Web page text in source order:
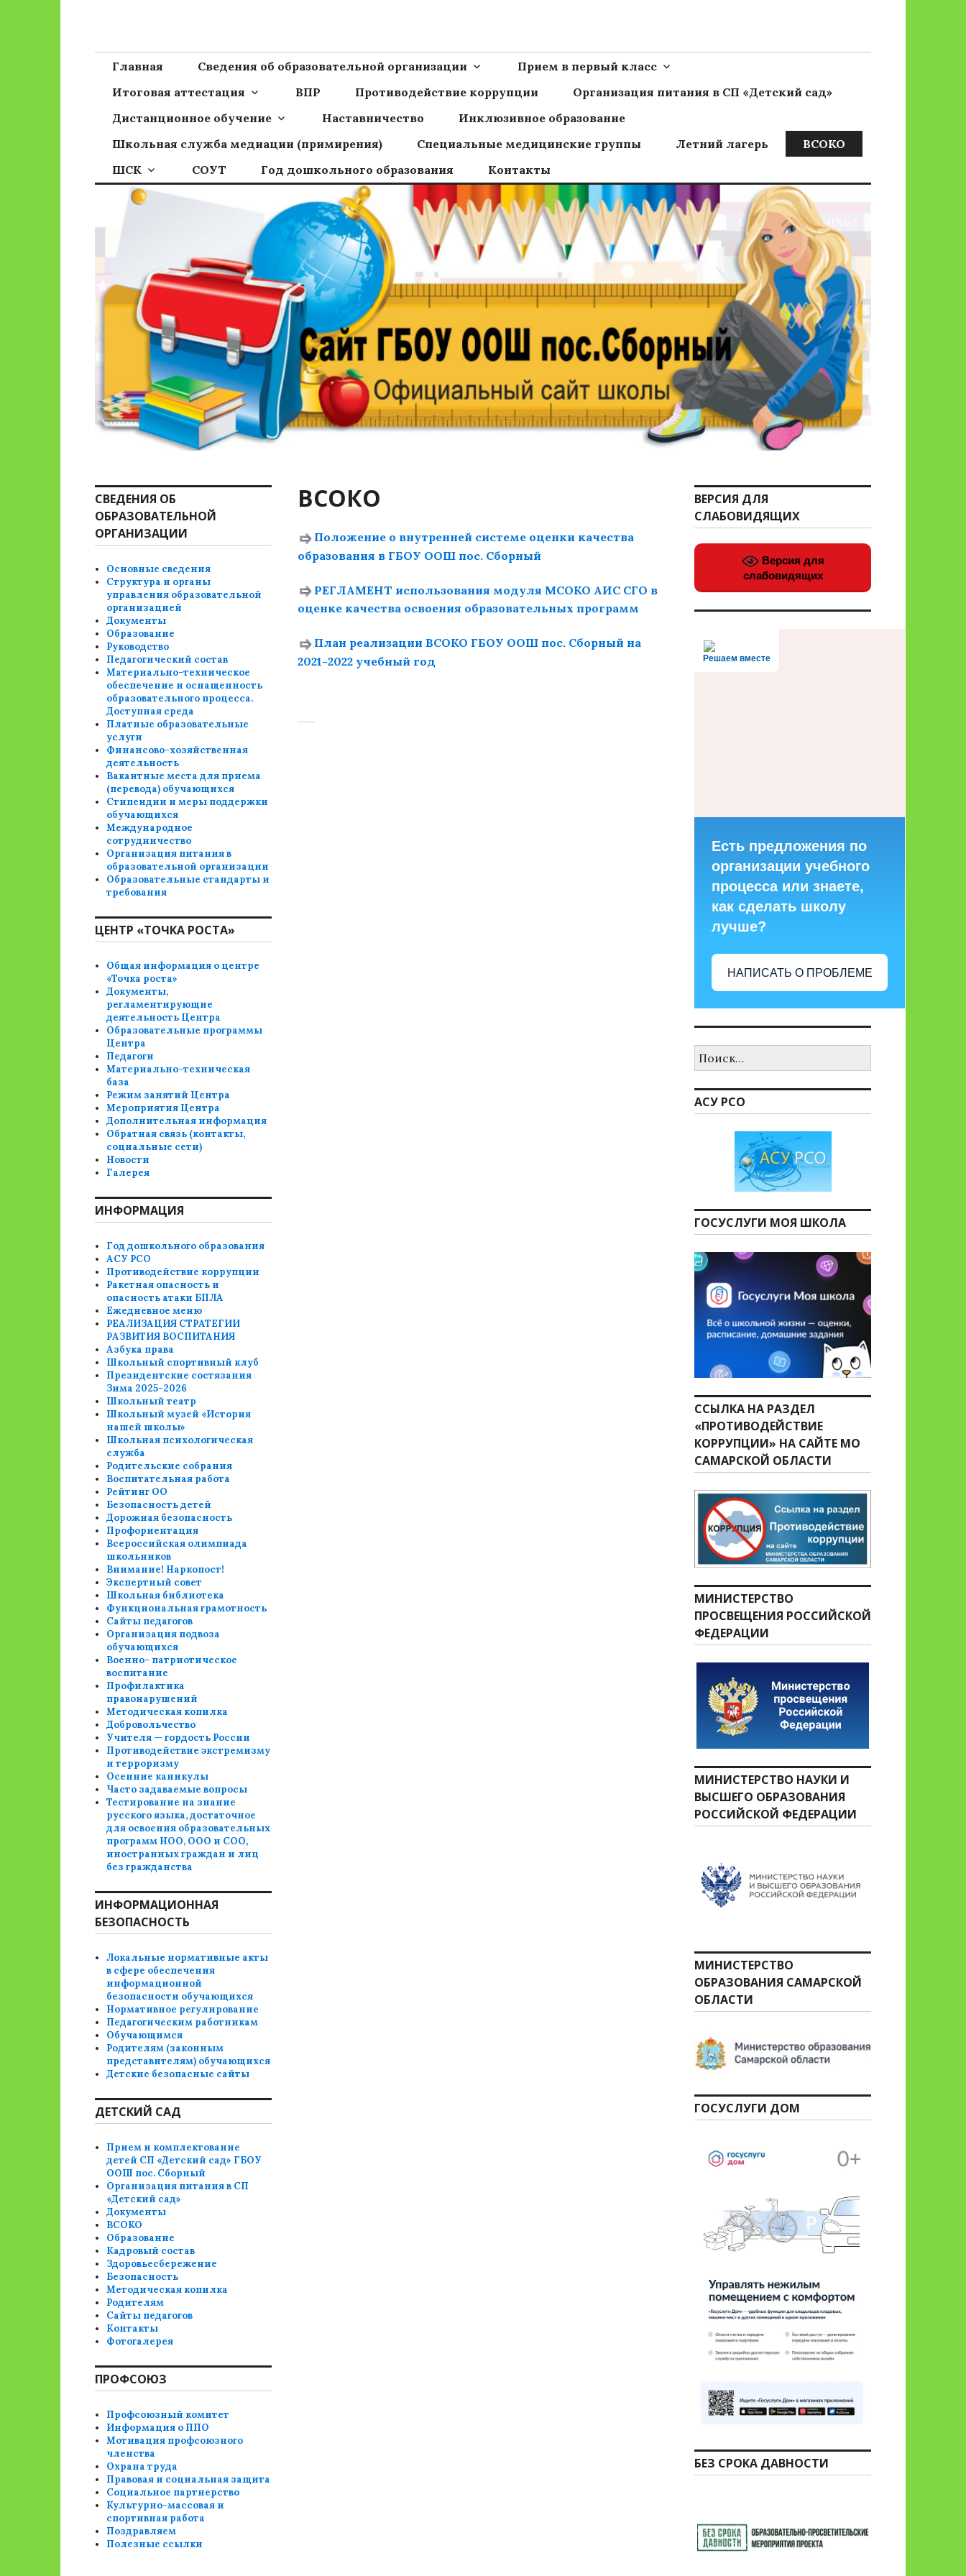
Сайт ГБОУ ООШ пос.Сборный
Главная Сведения об образовательной организации
Прием в первый класс
Итоговая аттестация
ВПР Противодействие коррупции
Организация питания в СП «Детский сад»
Дистанционное обучение
Наставничество
Инклюзивное образование
Школьная служба медиации (примирения)
Специальные медицинские группы Летний лагерь
ВСОКО
ШСК
СОУТ Год дошкольного образования Контакты
ВСОКО
Положение о внутренней системе оценки качества
образования в ГБОУ ООШ пос. Сборный
РЕГЛАМЕНТ использования модуля МСОКО АИС СГО в
оценке качества освоения образовательных программ
План реализации ВСОКО ГБОУ ООШ пос. Сборный на
2021-2022 учебный год
СВЕДЕНИЯ ОБ
ОБРАЗОВАТЕЛЬНОЙ
ОРГАНИЗАЦИИ
Основные сведения
Структура и органы
управления образовательной
организацией
Документы
Образование
Руководство
Педагогический состав
Материально-техническое
обеспечение и оснащенность
образовательного процесса.
Доступная среда
Платные образовательные
услуги
Финансово-хозяйственная
деятельность
Вакантные места для приема
(перевода) обучающихся
Стипендии и меры поддержки
обучающихся
Международное
сотрудничество
Организация питания в
образовательной организации
Образовательные стандарты и
требования
ЦЕНТР «ТОЧКА РОСТА»
Общая информация о центре
«Точка роста»
Документы,
регламентирующие
деятельность Центра
Образовательные программы
Центра
Педагоги
Материально-техническая
база
Режим занятий Центра
Мероприятия Центра
Дополнительная информация
Обратная связь (контакты,
социальные сети)
Новости
Галерея
ИНФОРМАЦИЯ
Год дошкольного образования
АСУ РСО
Противодействие коррупции
Ракетная опасность и
опасность атаки БПЛА
Ежедневное меню
РЕАЛИЗАЦИЯ СТРАТЕГИИ
РАЗВИТИЯ ВОСПИТАНИЯ
Азбука права
Школьный спортивный клуб
Президентские состязания
Зима 2025-2026
Школьный театр
Школьный музей «История
нашей школы»
Школьная психологическая
служба
Родительские собрания
Воспитательная работа
Рейтинг ОО
Безопасность детей
Дорожная безопасность
Профориентация
Всероссийская олимпиада
школьников
Внимание! Наркопост!
Экспертный совет
Школьная библиотека
Функциональная грамотность
Сайты педагогов
Организация подвоза
обучающихся
Военно- патриотическое
воспитание
Профилактика
правонарушений
Методическая копилка
Добровольчество
Учителя — гордость России
Противодействие экстремизму
и терроризму
Осенние каникулы
Часто задаваемые вопросы
Тестирование на знание
русского языка, достаточное
для освоения образовательных
программ НОО, ООО и СОО,
иностранных граждан и лиц
без гражданства
ИНФОРМАЦИОННАЯ
БЕЗОПАСНОСТЬ
Локальные нормативные акты
в сфере обеспечения
информационной
безопасности обучающихся
Нормативное регулирование
Педагогическим работникам
Обучающимся
Родителям (законным
представителям) обучающихся
Детские безопасные сайты
ДЕТСКИЙ САД
Прием и комплектование
детей СП «Детский сад» ГБОУ
ООШ пос. Сборный
Организация питания в СП
«Детский сад»
Документы
ВСОКО
Образование
Кадровый состав
Здоровьесбережение
Безопасность
Методическая копилка
Родителям
Сайты педагогов
Контакты
Фотогалерея
ПРОФСОЮЗ
Профсоюзный комитет
Информация о ППО
Мотивация профсоюзного
членства
Охрана труда
Правовая и социальная защита
Социальное партнерство
Культурно-массовая и
спортивная работа
Поздравляем
Полезные ссылки
ВЕРСИЯ ДЛЯ
СЛАБОВИДЯЩИХ
Версия для
слабовидящих
Решаем вместе
Есть предложения по
организации учебного
процесса или знаете,
как сделать школу
лучше?
НАПИСАТЬ О ПРОБЛЕМЕ
АСУ РСО
ГОСУСЛУГИ МОЯ ШКОЛА
ССЫЛКА НА РАЗДЕЛ
«ПРОТИВОДЕЙСТВИЕ
КОРРУПЦИИ» НА САЙТЕ МО
САМАРСКОЙ ОБЛАСТИ
МИНИСТЕРСТВО
ПРОСВЕЩЕНИЯ РОССИЙСКОЙ
ФЕДЕРАЦИИ
МИНИСТЕРСТВО НАУКИ И
ВЫСШЕГО ОБРАЗОВАНИЯ
РОССИЙСКОЙ ФЕДЕРАЦИИ
МИНИСТЕРСТВО
ОБРАЗОВАНИЯ САМАРСКОЙ
ОБЛАСТИ
ГОСУСЛУГИ ДОМ
БЕЗ СРОКА ДАВНОСТИ